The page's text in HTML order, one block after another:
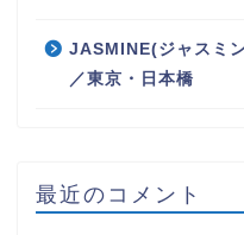
JASMINE(ジャスミ
／東京・日本橋
最近のコメント